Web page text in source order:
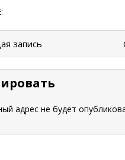
запись
адрес не будет